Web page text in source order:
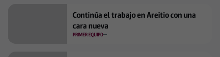
Continúa el trabajo en Areitio con una
cara nueva
PRIMER EQUIPO